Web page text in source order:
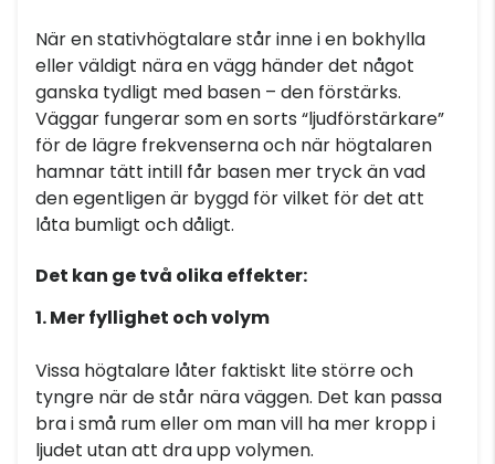
När en stativhögtalare står inne i en bokhylla
eller väldigt nära en vägg händer det något
ganska tydligt med basen – den förstärks.
Väggar fungerar som en sorts “ljudförstärkare”
för de lägre frekvenserna och när högtalaren
hamnar tätt intill får basen mer tryck än vad
den egentligen är byggd för vilket för det att
låta bumligt och dåligt.
Det kan ge två olika effekter:
1. Mer fyllighet och volym
Vissa högtalare låter faktiskt lite större och
tyngre när de står nära väggen. Det kan passa
bra i små rum eller om man vill ha mer kropp i
ljudet utan att dra upp volymen.